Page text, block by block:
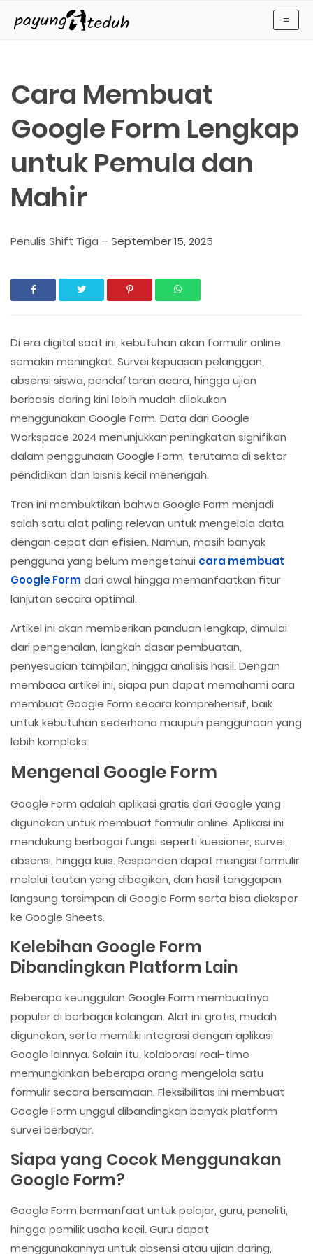
Payung Teduh
Cara Membuat
Google Form Lengkap
untuk Pemula dan
Mahir
Penulis Shift Tiga – September 15, 2025
Di era digital saat ini, kebutuhan akan formulir online
semakin meningkat. Survei kepuasan pelanggan,
absensi siswa, pendaftaran acara, hingga ujian
berbasis daring kini lebih mudah dilakukan
menggunakan Google Form. Data dari Google
Workspace 2024 menunjukkan peningkatan signifikan
dalam penggunaan Google Form, terutama di sektor
pendidikan dan bisnis kecil menengah.
Tren ini membuktikan bahwa Google Form menjadi
salah satu alat paling relevan untuk mengelola data
dengan cepat dan efisien. Namun, masih banyak
pengguna yang belum mengetahui cara membuat
Google Form dari awal hingga memanfaatkan fitur
lanjutan secara optimal.
Artikel ini akan memberikan panduan lengkap, dimulai
dari pengenalan, langkah dasar pembuatan,
penyesuaian tampilan, hingga analisis hasil. Dengan
membaca artikel ini, siapa pun dapat memahami cara
membuat Google Form secara komprehensif, baik
untuk kebutuhan sederhana maupun penggunaan yang
lebih kompleks.
Mengenal Google Form
Google Form adalah aplikasi gratis dari Google yang
digunakan untuk membuat formulir online. Aplikasi ini
mendukung berbagai fungsi seperti kuesioner, survei,
absensi, hingga kuis. Responden dapat mengisi formulir
melalui tautan yang dibagikan, dan hasil tanggapan
langsung tersimpan di Google Form serta bisa diekspor
ke Google Sheets.
Kelebihan Google Form
Dibandingkan Platform Lain
Beberapa keunggulan Google Form membuatnya
populer di berbagai kalangan. Alat ini gratis, mudah
digunakan, serta memiliki integrasi dengan aplikasi
Google lainnya. Selain itu, kolaborasi real-time
memungkinkan beberapa orang mengelola satu
formulir secara bersamaan. Fleksibilitas ini membuat
Google Form unggul dibandingkan banyak platform
survei berbayar.
Siapa yang Cocok Menggunakan
Google Form?
Google Form bermanfaat untuk pelajar, guru, peneliti,
hingga pemilik usaha kecil. Guru dapat
menggunakannya untuk absensi atau ujian daring,
≡